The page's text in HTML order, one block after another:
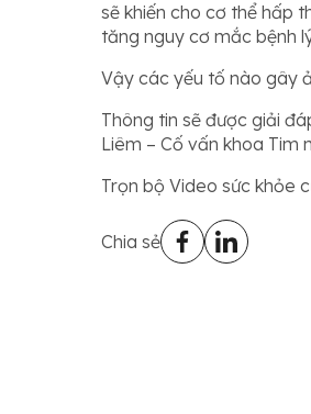
sẽ khiến cho cơ thể hấp
tăng nguy cơ mắc bệnh
Vậy các yếu tố nào gây
Thông tin sẽ được giải
Liêm – Cố vấn khoa Tim
Trọn bộ Video sức khỏe
Chia sẻ